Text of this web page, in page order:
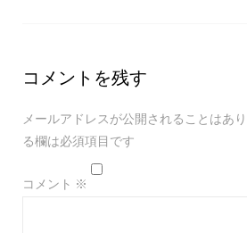
コメントを残す
メールアドレスが公開されることはあり
る欄は必須項目です
コメント ※